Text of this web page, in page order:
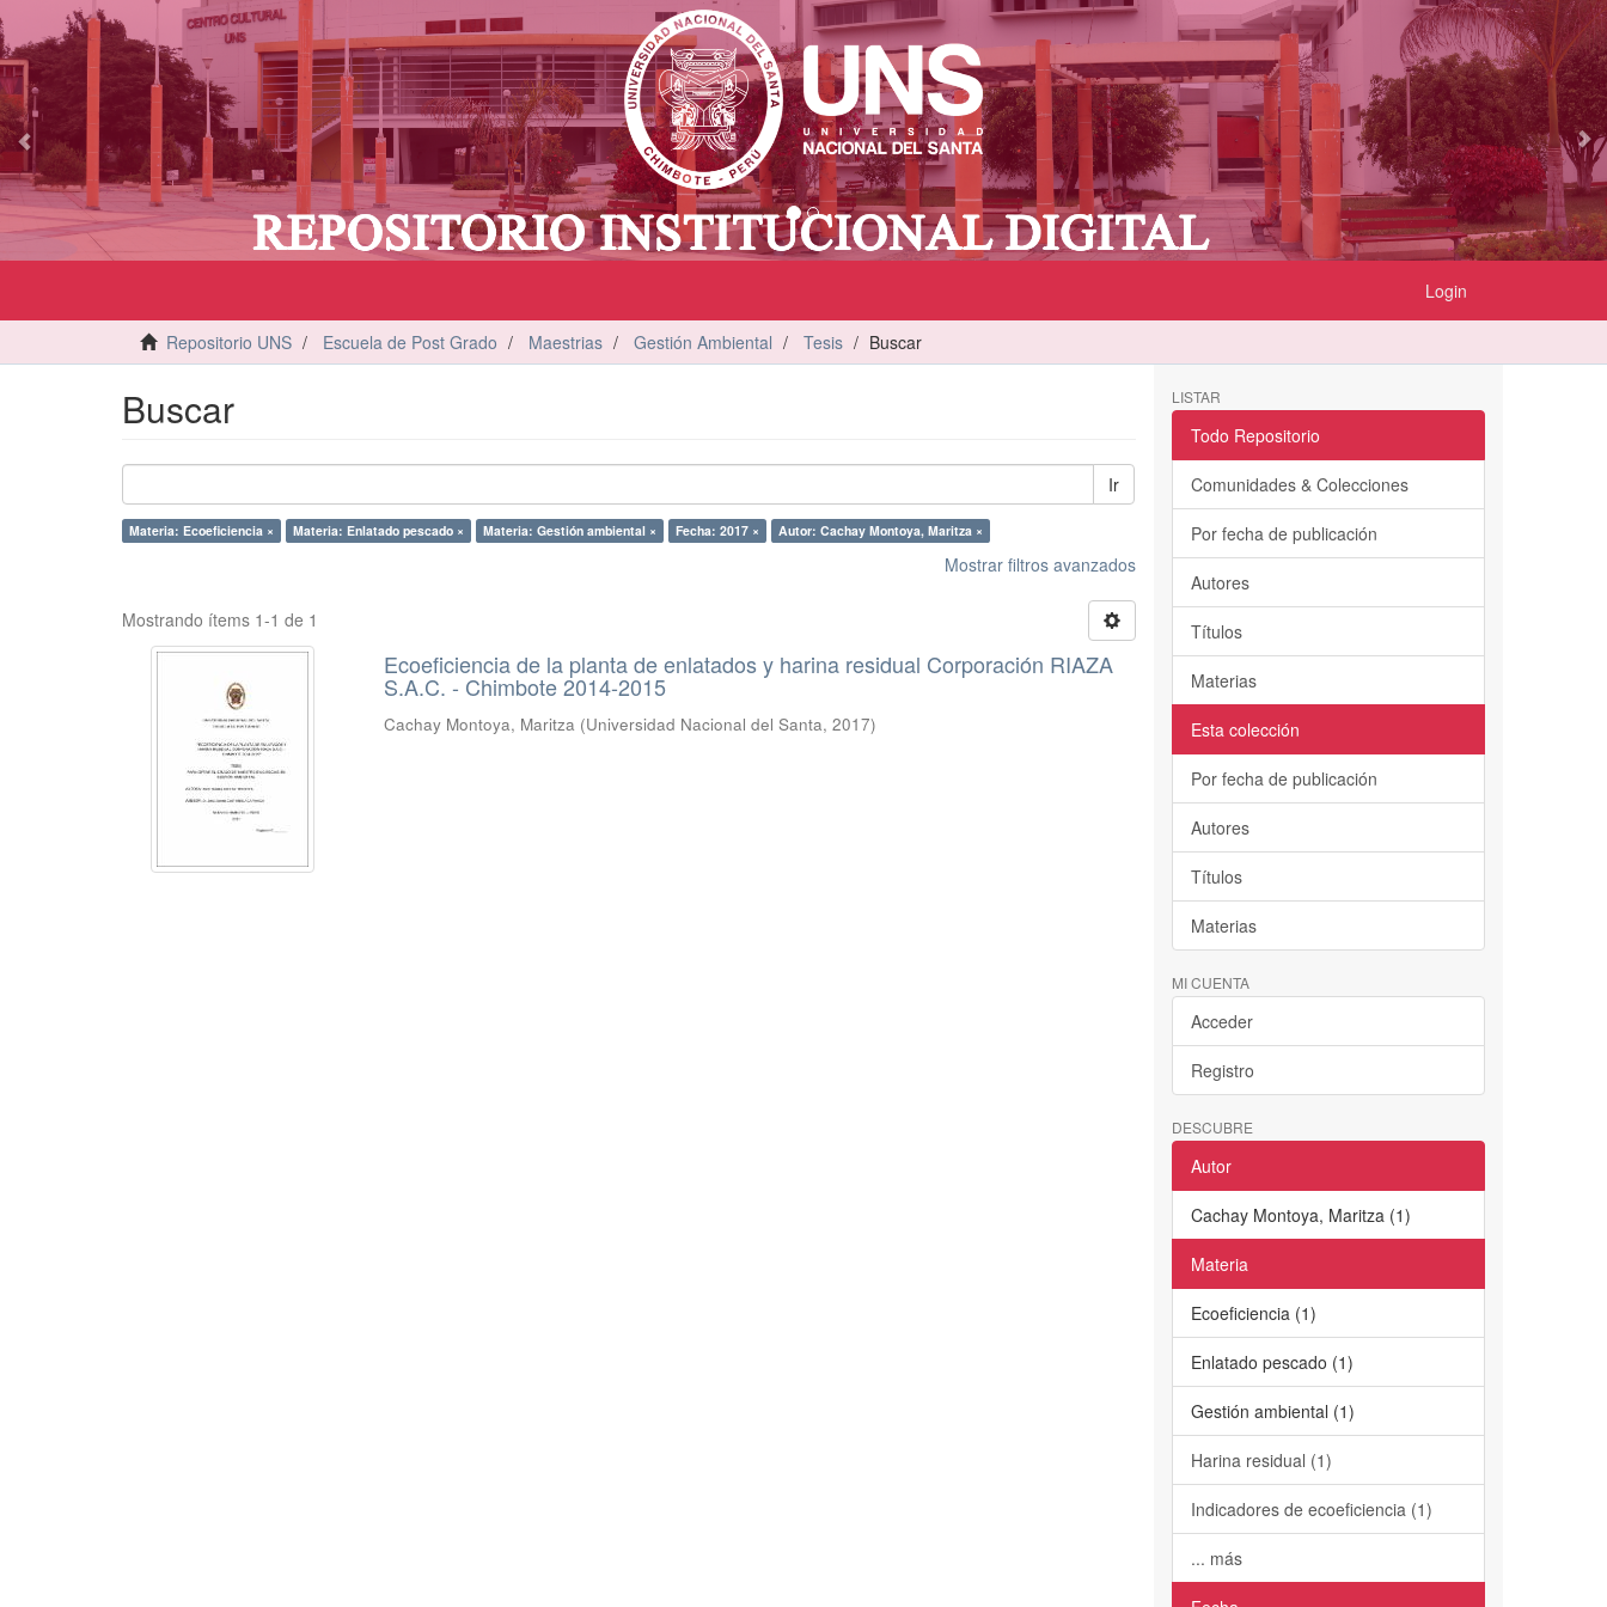
Login
Repositorio UNS Escuela de Post Grado Maestrias Gestión Ambiental Tesis Buscar
Buscar
Ir
Materia: Ecoeficiencia × Materia: Enlatado pescado × Materia: Gestión ambiental × Fecha: 2017 × Autor: Cachay Montoya, Maritza ×
Mostrar filtros avanzados
Mostrando ítems 1-1 de 1
Ecoeficiencia de la planta de enlatados y harina residual Corporación RIAZA
S.A.C. - Chimbote 2014-2015
Cachay Montoya, Maritza (Universidad Nacional del Santa,2017)
LISTAR
Todo Repositorio
Comunidades & Colecciones
Por fecha de publicación
Autores
Títulos
Materias
Esta colección
Por fecha de publicación
Autores
Títulos
Materias
MI CUENTA
Acceder
Registro
DESCUBRE
Autor
Cachay Montoya, Maritza (1)
Materia
Ecoeficiencia (1)
Enlatado pescado (1)
Gestión ambiental (1)
Harina residual (1)
Indicadores de ecoeficiencia (1)
... más